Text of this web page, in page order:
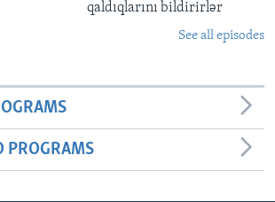
qaldıqlarını bildirirlər
See all episodes
PROGRAMS